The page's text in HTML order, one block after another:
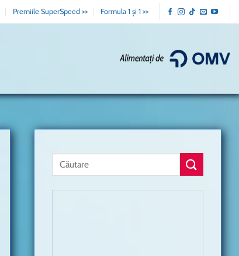
Premiile SuperSpeed >> Formula 1 și 1 >>